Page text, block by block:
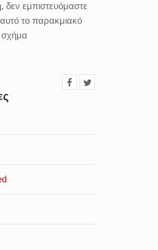
δεν εμπιστευόμαστε
το παρακμιακό
σχήμα